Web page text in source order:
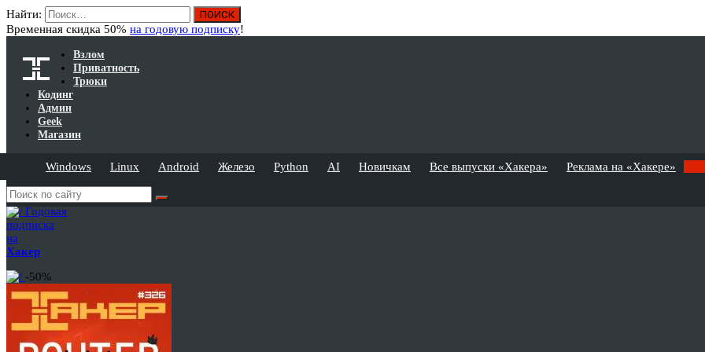
Найти:
Временная скидка 50% на годовую подписку!
Взлом
Приватность
Трюки
Кодинг
Админ
Geek
Магазин
Windows Linux Android Железо Python AI Новичкам Все выпуски «Хакера» Реклама на «Хакере»
Годовая
подписка
на
Хакер
-50%